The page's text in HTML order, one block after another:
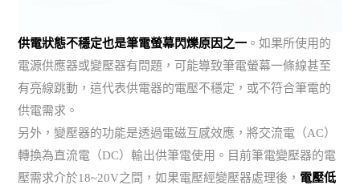
供電狀態不穩定也是筆電螢幕閃爍原因之一 。如果所使用的
電源供應器或變壓器有問題，可能導致筆電螢幕一條線甚至
有亮線跳動，這代表供電器的電壓不穩定，或不符合筆電的
供電需求。
另外，變壓器的功能是透過電磁互感效應，將交流電（AC）
轉換為直流電（DC）輸出供筆電使用。目前筆電變壓器的電
壓需求介於18~20V之間，如果電壓經變壓器處理後， 電壓低